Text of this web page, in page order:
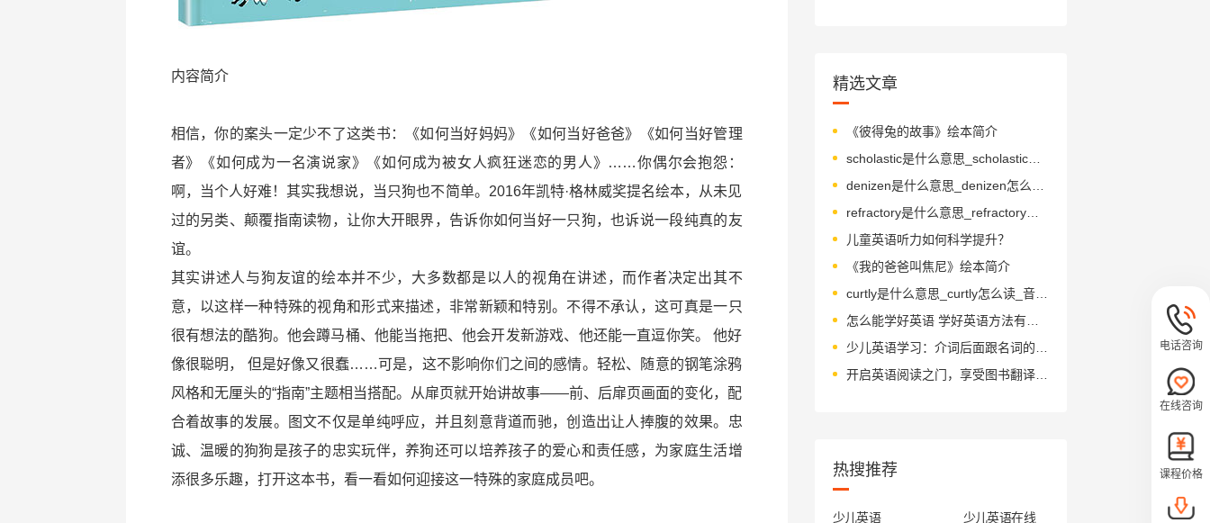
内容简介
相信，你的案头一定少不了这类书：《如何当好妈妈》《如何当好爸爸》《如何当好管理
者》《如何成为一名演说家》《如何成为被女人疯狂迷恋的男人》……你偶尔会抱怨：
啊，当个人好难！其实我想说，当只狗也不简单。2016年凯特·格林威奖提名绘本，从未见
过的另类、颠覆指南读物，让你大开眼界，告诉你如何当好一只狗，也诉说一段纯真的友
谊。
其实讲述人与狗友谊的绘本并不少，大多数都是以人的视角在讲述，而作者决定出其不
意，以这样一种特殊的视角和形式来描述，非常新颖和特别。不得不承认，这可真是一只
很有想法的酷狗。他会蹲马桶、他能当拖把、他会开发新游戏、他还能一直逗你笑。 他好
像很聪明， 但是好像又很蠢……可是，这不影响你们之间的感情。轻松、随意的钢笔涂鸦
风格和无厘头的“指南”主题相当搭配。从扉页就开始讲故事——前、后扉页画面的变化，配
合着故事的发展。图文不仅是单纯呼应，并且刻意背道而驰，创造出让人捧腹的效果。忠
诚、温暖的狗狗是孩子的忠实玩伴，养狗还可以培养孩子的爱心和责任感，为家庭生活增
添很多乐趣，打开这本书，看一看如何迎接这一特殊的家庭成员吧。
精选文章
《彼得兔的故事》绘本简介
scholastic是什么意思_scholastic怎么读_音标skəˈlæstɪk
refractory是什么意思_refractory怎么读_音标rɪ'fræktərɪ
儿童英语听力如何科学提升？
《我的爸爸叫焦尼》绘本简介
curtly是什么意思_curtly怎么读_音标kɜ-tlɪ
怎么能学好英语 学好英语方法有哪些
开启英语阅读之门，享受图书翻译乐趣
热搜推荐
少儿英语
少儿英语在线
电话咨询
在线咨询
课程价格